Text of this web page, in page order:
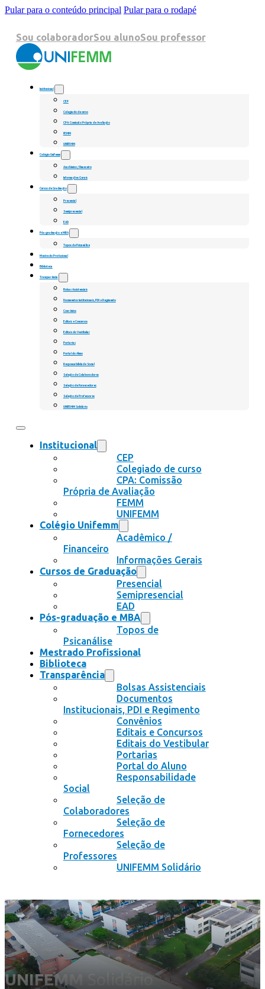
Pular para o conteúdo principal Pular para o rodapé
Sou colaboradorSou alunoSou professor
Institucional
CEP
Colegiado de curso
CPA: Comissão Própria de Avaliação
FEMM
UNIFEMM
Colégio Unifemm
Acadêmico / Financeiro
Informações Gerais
Cursos de Graduação
Presencial
Semipresencial
EAD
Pós-graduação e MBA
Topos de Psicanálise
Mestrado Profissional
Biblioteca
Transparência
Bolsas Assistenciais
Documentos Institucionais, PDI e Regimento
Convênios
Editais e Concursos
Editais do Vestibular
Portarias
Portal do Aluno
Responsabilidade Social
Seleção de Colaboradores
Seleção de Fornecedores
Seleção de Professores
UNIFEMM Solidário
Institucional
CEP
Colegiado de curso
CPA: Comissão
Própria de Avaliação
FEMM
UNIFEMM
Colégio Unifemm
Acadêmico /
Financeiro
Informações Gerais
Cursos de Graduação
Presencial
Semipresencial
EAD
Pós-graduação e MBA
Topos de
Psicanálise
Mestrado Profissional
Biblioteca
Transparência
Bolsas Assistenciais
Documentos
Institucionais, PDI e Regimento
Convênios
Editais e Concursos
Editais do Vestibular
Portarias
Portal do Aluno
Responsabilidade
Social
Seleção de
Colaboradores
Seleção de
Fornecedores
Seleção de
Professores
UNIFEMM Solidário
UNIFEMM Solidário